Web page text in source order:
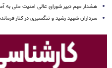
هشدار مهم دبیر شورای عالی امنیت ملی به
سرداران شهید رشید و تنگسیری در کنار